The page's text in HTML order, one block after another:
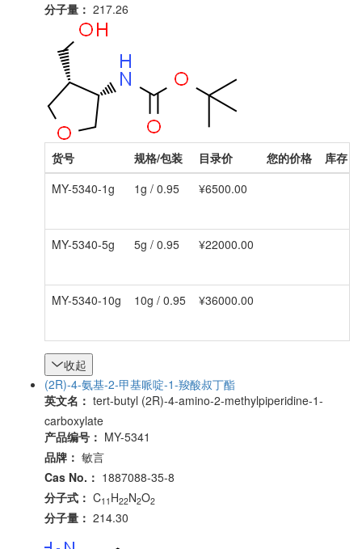
分子量： 217.26
货号 规格/包装 目录价 您的价格 库存
MY-5340-1g
1g / 0.95 ¥6500.00
MY-5340-5g 5g / 0.95 ¥22000.00
MY-5340-10g 10g / 0.95 ¥36000.00
收起
(2R)-4-氨基-2-甲基哌啶-1-羧酸叔丁酯
英文名： tert-butyl (2R)-4-amino-2-methylpiperidine-1-
carboxylate
产品编号： MY-5341
品牌： 敏言
Cas No.： 1887088-35-8
分子式： C11 H22N2O2
分子量： 214.30